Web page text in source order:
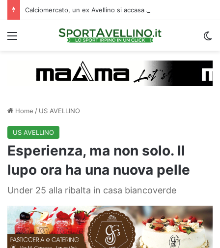
Menu
Home / US AVELLINO
US AVELLINO
Esperienza, ma non solo. Il
lupo ora ha una nuova pelle
Under 25 alla ribalta in casa biancoverde